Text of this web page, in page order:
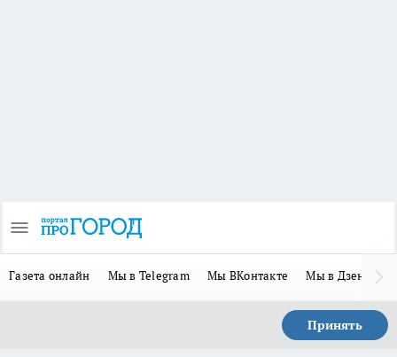
Газета онлайн Мы в Telegram Мы ВКонтакте Мы в Дзене
Принять